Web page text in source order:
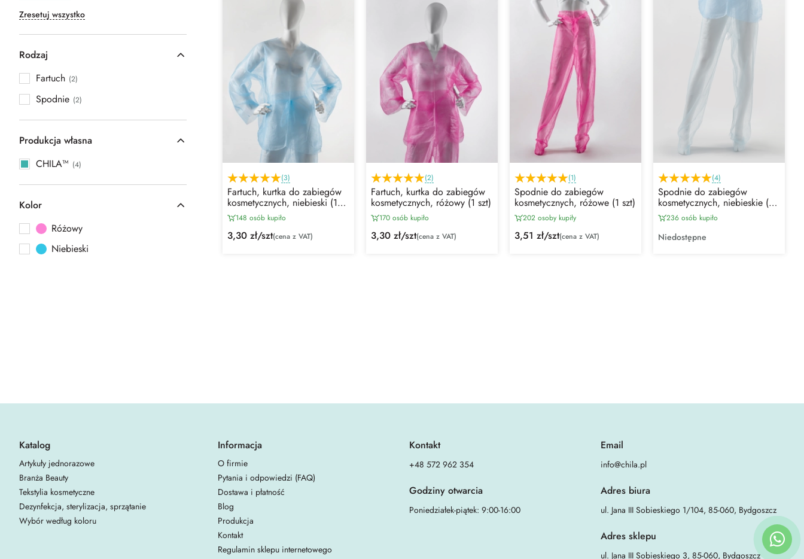
Zresetuj wszystko
Rodzaj
Fartuch (2)
Spodnie (2)
Produkcja własna
CHILA™ (4)
Kolor
Różowy
Niebieski
(3)
Fartuch, kurtka do zabiegów
kosmetycznych, niebieski (1
szt)148 osób kupiło
3,30 zł/szt(cena z VAT)
(2)
Fartuch, kurtka do zabiegów
kosmetycznych, różowy (1 szt)
170 osób kupiło
3,30 zł/szt(cena z VAT)
(1)
Spodnie do zabiegów
kosmetycznych, różowe (1 szt)
202 osoby kupiły
3,51 zł/szt(cena z VAT)
(4)
Spodnie do zabiegów
kosmetycznych, niebieskie (1
szt)236 osób kupiło
Niedostępne
Katalog
Artykuły jednorazowe
Branża Beauty
Tekstylia kosmetyczne
Dezynfekcja, sterylizacja, sprzątanie
Wybór według koloru
Informacja
O firmie
Pytania i odpowiedzi (FAQ)
Dostawa i płatność
Blog
Produkcja
Kontakt
Regulamin sklepu internetowego
Kontakt
+48 572 962 354
Godziny otwarcia
Poniedziałek-piątek: 9:00-16:00
Email
info@chila.pl
Adres biura
ul. Jana III Sobieskiego 1/104, 85-060, Bydgoszcz
Adres sklepu
ul. Jana III Sobieskiego 3, 85-060, Bydgoszcz